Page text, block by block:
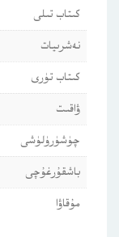
كىتاب تىلى
نەشرىيات
كىتاب تۈرى
ۋاقىت
چۈشۈرۈلۈشى
باشقۇرغۇچى
مۇقاۋا